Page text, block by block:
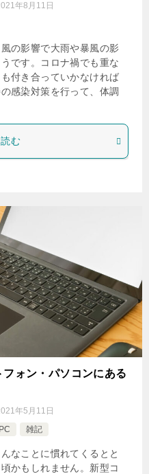
年8月11日
の影響で大雨や暴風の影
です。コロナ禍でも重な
付き合っていかなければ
感染対策を行って、体調
む
ォン・パソコンにある
年5月11日
PC 雑記
なことに慣れてくるとと
かもしれません。新型コ